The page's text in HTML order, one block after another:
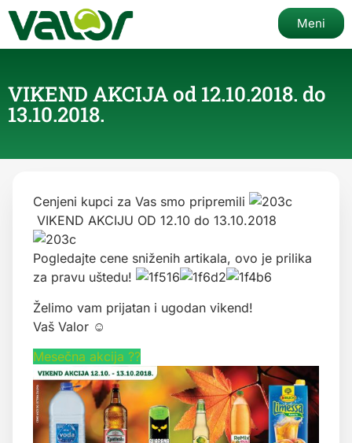
Meni
VIKEND AKCIJA od 12.10.2018. do
13.10.2018.
Cenjeni kupci za Vas smo pripremili
VIKEND AKCIJU OD 12.10 do 13.10.2018
Pogledajte cene sniženih artikala, ovo je prilika
za pravu uštedu!
Želimo vam prijatan i ugodan vikend!
Vaš Valor ☺
Mesečna akcija ??